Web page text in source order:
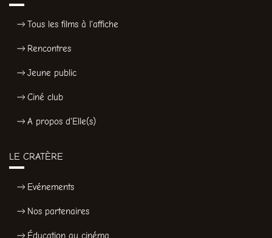
Tous les films à l'affiche
Rencontres
Jeune public
Ciné club
A propos d'Elle(s)
LE CRATÈRE
Evénements
Nos partenaires
Éducation au cinéma